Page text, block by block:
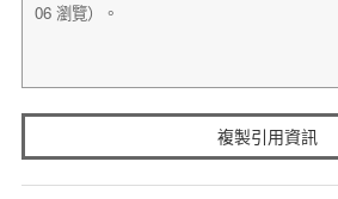
複製引用資訊